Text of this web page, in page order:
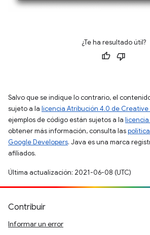
¿Te ha resultado útil?
Salvo que se indique lo contrario, el
sujeto a la licencia Atribución 4.0 de Creative
ejemplos de código están sujetos a la licencia
obtener más información, consulta las
Google Developers. Java es una marca
afiliados.
Última actualización: 2021-06-08 (UTC)
Contribuir
Informar un error